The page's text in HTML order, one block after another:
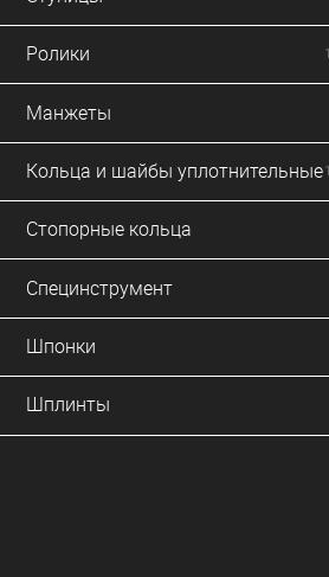
Ролики
Манжеты
Кольца и шайбы уплотнительные
Стопорные кольца
Специнструмент
Шпонки
Шплинты